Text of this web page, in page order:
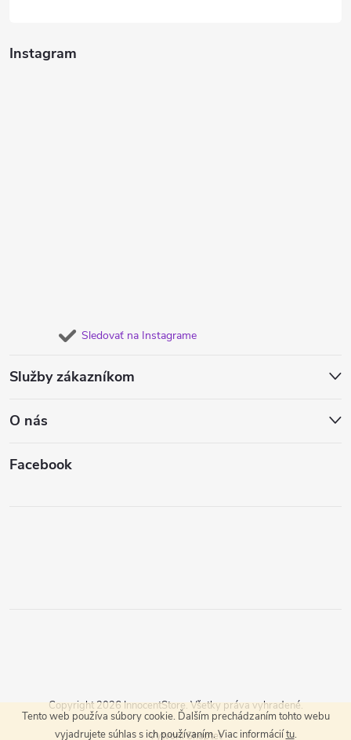
Tento web používa súbory cookie. Ďalším prechádzaním tohto webu
vyjadrujete súhlas s ich používaním. Viac informáciítu.
Instagram
Sledovať na Instagrame
Služby zákazníkom
O nás
Facebook
Vytvoril Shoptet
Copyright 2026 InnocentStore. Všetky práva vyhradené.